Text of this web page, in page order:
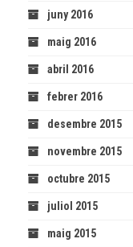
juny 2016
maig 2016
abril 2016
febrer 2016
desembre 2015
novembre 2015
octubre 2015
juliol 2015
maig 2015